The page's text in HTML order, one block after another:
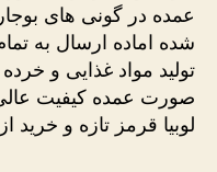
عمده در گونی های
شده اماده ارسال به
تولید مواد غذایی و
صورت عمده کیفیت
لوبیا قرمز تازه و خرید